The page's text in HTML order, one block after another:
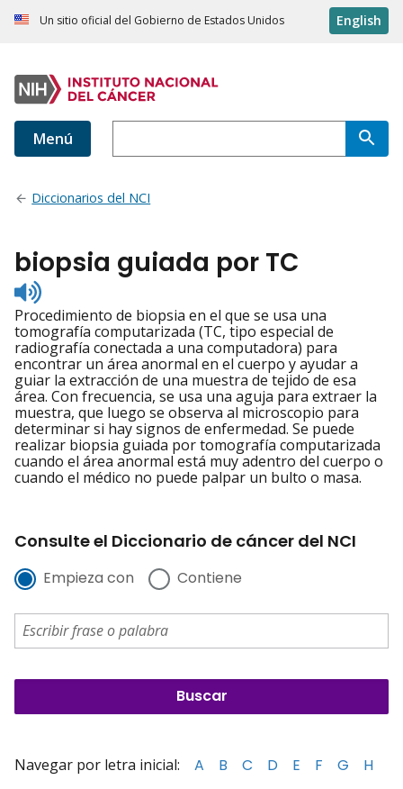
Un sitio oficial del Gobierno de Estados Unidos English
Menú
Diccionarios del NCI
biopsia guiada por TC
Listen
to
pronunciation
Procedimiento de biopsia en el que se usa una
tomografía computarizada (TC, tipo especial de
radiografía conectada a una computadora) para
encontrar un área anormal en el cuerpo y ayudar a
guiar la extracción de una muestra de tejido de esa
área. Con frecuencia, se usa una aguja para extraer la
muestra, que luego se observa al microscopio para
determinar si hay signos de enfermedad. Se puede
realizar biopsia guiada por tomografía computarizada
cuando el área anormal está muy adentro del cuerpo o
cuando el médico no puede palpar un bulto o masa.
Consulte el Diccionario de cáncer del NCI
Empieza con Contiene
Navegar por letra inicial: A B C D E F G
H